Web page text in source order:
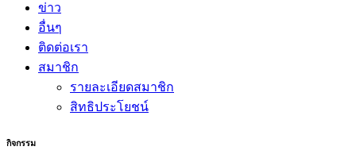
ข่าว
อื่นๆ
ติดต่อเรา
สมาชิก
รายละเอียดสมาชิก
สิทธิประโยชน์
กิจกรรม